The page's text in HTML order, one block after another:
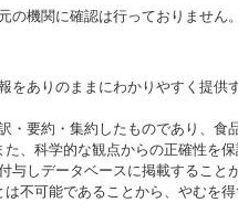
機関に確認は行っておりません。
ありのままにわかりやすく提供
要約・集約したものであり、食
、科学的な観点からの正確性を保
しデータベースに掲載すること
不可能であることから、やむを